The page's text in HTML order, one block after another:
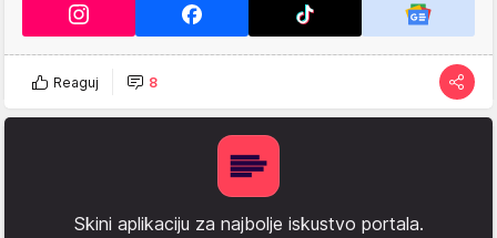
Reaguj 8
Skini aplikaciju za najbolje iskustvo portala.